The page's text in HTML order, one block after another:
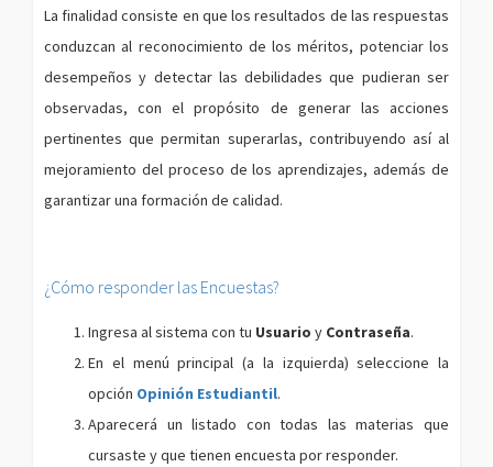
La finalidad consiste en que los resultados de las respuestas
conduzcan al reconocimiento de los méritos, potenciar los
desempeños y detectar las debilidades que pudieran ser
observadas, con el propósito de generar las acciones
pertinentes que permitan superarlas, contribuyendo así al
mejoramiento del proceso de los aprendizajes, además de
garantizar una formación de calidad.
¿Cómo responder las Encuestas?
Ingresa al sistema con tu Usuario y Contraseña.
En el menú principal (a la izquierda) seleccione la
opción Opinión Estudiantil.
Aparecerá un listado con todas las materias que
cursaste y que tienen encuesta por responder.